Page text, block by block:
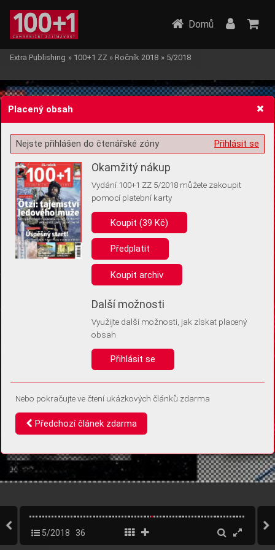
Žádost o souhlas s ukládáním volitelných informací
Pro základní fungování webu nepotřebujeme ukládat žádné informace
(tzv. cookies apod.). Rádi bychom vás ale požádali o souhlas s
uložením volitelných informací:
Anonymní unikátní ID
Díky němu příště poznáme, že se jedná o stejné zařízení, a
Identifikátor je zcela anonymní.
Vaše souhlasy a odmítnutí si ukládáme do vašeho zařízení, abychom se
vás už příště znovu neptali. Můžete je kdykoli později upravit ve Správě
Domů
Extra Publishing » 100+1 ZZ » Ročník 2018 » 5/2018
5/2018 36
Placený obsah
Přihlásit se
Nejste přihlášen do čtenářské zóny
Okamžitý nákup
Vydání 100+1 ZZ 5/2018 můžete zakoupit
pomocí platební karty
Koupit (39 Kč)
Předplatit
Koupit archiv
Další možnosti
Využijte další možnosti, jak získat placený
obsah
Přihlásit se
Nebo pokračujte ve čtení ukázkových článků zdarma
Předchozí článek zdarma